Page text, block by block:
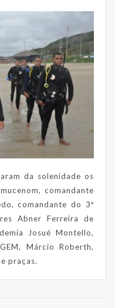
da solenidade os
comandante
comandante do 3º
Abner Ferreira de
Josué Montello,
Márcio Roberth,
praças.